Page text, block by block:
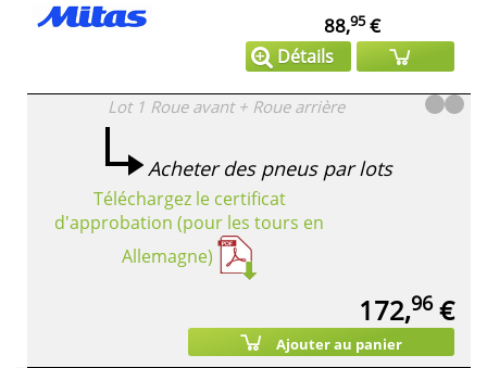
88,95€
Détails
Lot 1 Roue avant + Roue arrière
Acheter des pneus par lots
Téléchargez le certificat
d'approbation (pour les tours en
Allemagne)
172,96€
Ajouter au panier